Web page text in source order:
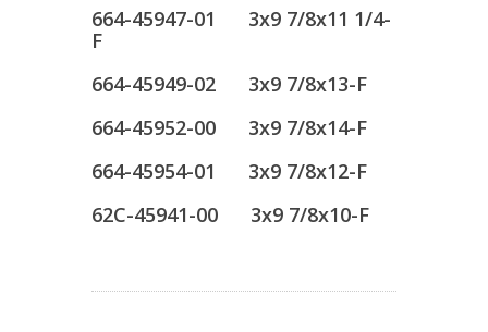
664-45947-01 3x9 7/8x11 1/4-
F
664-45949-02 3x9 7/8x13-F
664-45952-00 3x9 7/8x14-F
664-45954-01 3x9 7/8x12-F
62C-45941-00 3x9 7/8x10-F